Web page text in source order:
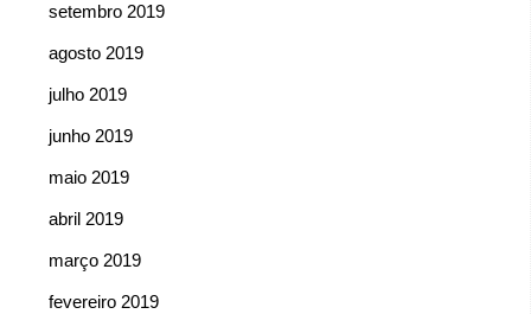
setembro 2019
agosto 2019
julho 2019
junho 2019
maio 2019
abril 2019
março 2019
fevereiro 2019